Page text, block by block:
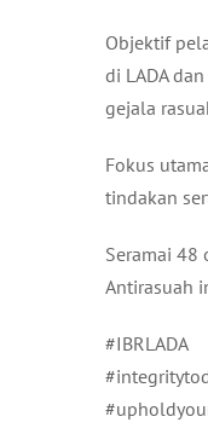
Objektif
di LADA
gejala
Fokus
tindakan
Seramai 48
Antirasuah
#IBRLADA